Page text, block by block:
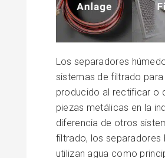
Los separadores
sistemas de filtrado
producido al rectificar o
piezas metálicas en la
diferencia de otros
filtrado, los separadores
utilizan agua como